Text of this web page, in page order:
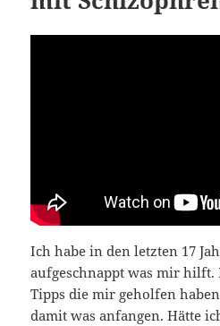
Ich habe in den letzten 17
aufgeschnappt was mir
Tipps die mir geholfen
damit was anfangen. Hätte